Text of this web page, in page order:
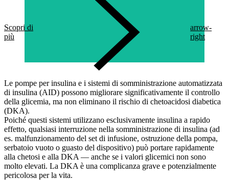
Scopri di
più
arrow-
right
Le pompe per insulina e i sistemi di somministrazione automatizzata
di insulina (AID) possono migliorare significativamente il controllo
della glicemia, ma non eliminano il rischio di chetoacidosi diabetica
(DKA).
Poiché questi sistemi utilizzano esclusivamente insulina a rapido
effetto, qualsiasi interruzione nella somministrazione di insulina (ad
es. malfunzionamento del set di infusione, ostruzione della pompa,
serbatoio vuoto o guasto del dispositivo) può portare rapidamente
alla chetosi e alla DKA — anche se i valori glicemici non sono
molto elevati. La DKA è una complicanza grave e potenzialmente
pericolosa per la vita.